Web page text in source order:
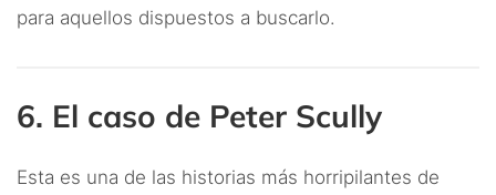
para aquellos dispuestos a buscarlo.
6. El caso de Peter Scully
Esta es una de las historias más horripilantes de